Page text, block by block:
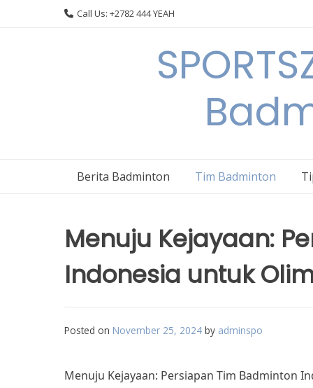
Call Us: +2782 444 YEAH
Berita Badminton Tim Badminton
Menuju Kejayaan:
Indonesia untuk
Posted on November 25, 2024 by adminspo
Menuju Kejayaan: Persiapan Tim Badminton